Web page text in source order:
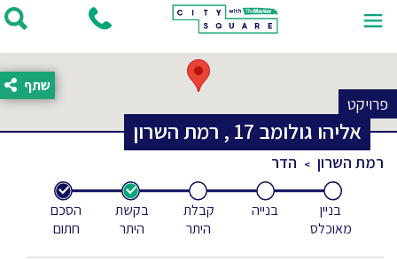
פרויקט
אליהו גולומב 17
, רמת השרון
שתף
רמת השרון הדר
בניין
מאוכלס
בנייה
קבלת
היתר
בקשת
היתר
הסכם
חתום